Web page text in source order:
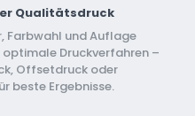
Qualitätsdruck
Farbwahl und Auflage
optimale Druckverfahren –
Offsetdruck oder
beste Ergebnisse.